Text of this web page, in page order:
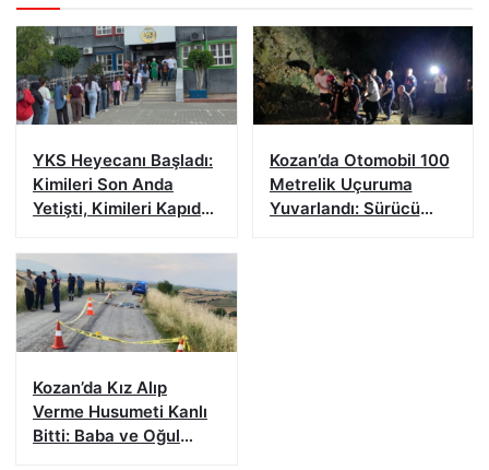
YKS Heyecanı Başladı:
Kimileri Son Anda
Yetişti, Kimileri Kapıda
Kozan’da Otomobil 100
Metrelik Uçuruma
Yuvarlandı: Sürücü
Kozan’da Kız Alıp
Verme Husumeti Kanlı
Bitti: Baba ve Oğul